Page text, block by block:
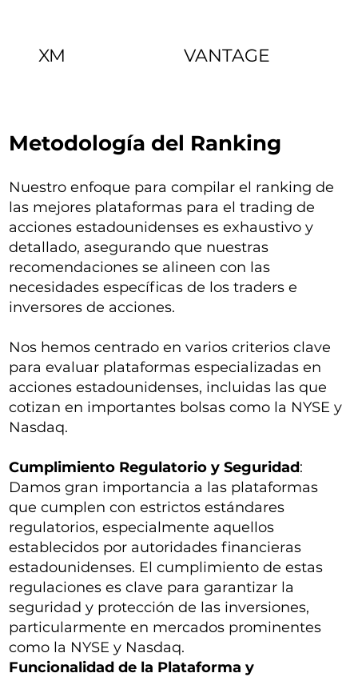
Metodología del Ranking
Nuestro enfoque para compilar el ranking de
las mejores plataformas para el trading de
acciones estadounidenses es exhaustivo y
detallado, asegurando que nuestras
recomendaciones se alineen con las
necesidades específicas de los traders e
inversores de acciones.
Nos hemos centrado en varios criterios clave
para evaluar plataformas especializadas en
acciones estadounidenses, incluidas las que
cotizan en importantes bolsas como la NYSE y
Nasdaq.
Cumplimiento Regulatorio y Seguridad:
Damos gran importancia a las plataformas
que cumplen con estrictos estándares
regulatorios, especialmente aquellos
establecidos por autoridades financieras
estadounidenses. El cumplimiento de estas
regulaciones es clave para garantizar la
seguridad y protección de las inversiones,
particularmente en mercados prominentes
como la NYSE y Nasdaq.
Funcionalidad de la Plataforma y
XM VANTAGE